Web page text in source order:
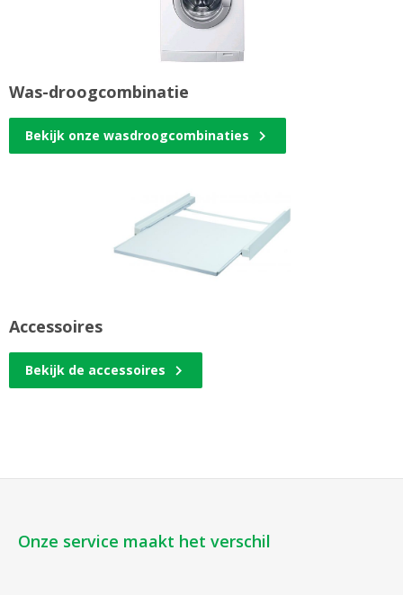
Was-droogcombinatie
Bekijk onze wasdroogcombinaties
Accessoires
Bekijk de accessoires
Onze service maakt het verschil